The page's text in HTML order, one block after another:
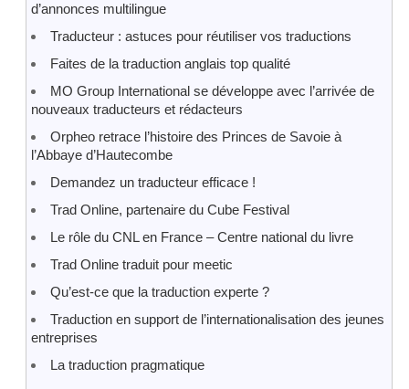
d’annonces multilingue
Traducteur : astuces pour réutiliser vos traductions
Faites de la traduction anglais top qualité
MO Group International se développe avec l’arrivée de
nouveaux traducteurs et rédacteurs
Orpheo retrace l’histoire des Princes de Savoie à
l’Abbaye d’Hautecombe
Demandez un traducteur efficace !
Trad Online, partenaire du Cube Festival
Le rôle du CNL en France – Centre national du livre
Trad Online traduit pour meetic
Qu’est-ce que la traduction experte ?
Traduction en support de l’internationalisation des jeunes
entreprises
La traduction pragmatique